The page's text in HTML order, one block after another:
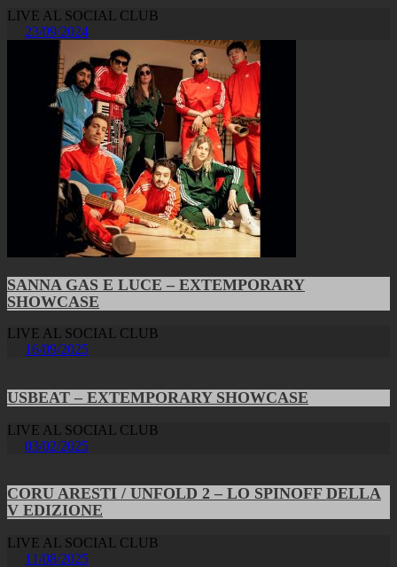
LIVE AL SOCIAL CLUB
23/09/2024
SANNA GAS E LUCE – EXTEMPORARY
SHOWCASE
LIVE AL SOCIAL CLUB
16/09/2025
USBEAT – EXTEMPORARY SHOWCASE
LIVE AL SOCIAL CLUB
03/02/2025
CORU ARESTI / UNFOLD 2 – LO SPINOFF DELLA
V EDIZIONE
LIVE AL SOCIAL CLUB
11/08/2025